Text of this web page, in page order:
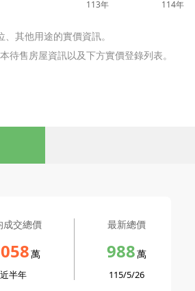
113年 114年
其他用途的實價資訊。
售房屋資訊以及下方實價登錄列表。
成交總價
萬
近半年
最新總價
988萬
115/5/26